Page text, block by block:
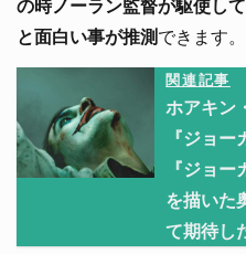
の時ノーラン監督が駆使し
と面白い事が推測できます。
関連記事
ホアキン
『ジョ
『ジョ
を描いた
て期待し